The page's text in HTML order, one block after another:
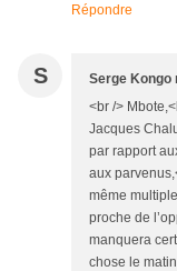
Répondre
S Serge Kongo
<br />
Jacques
par rapport
aux
même
proche de
manquera
chose le